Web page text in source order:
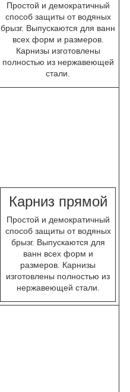
Простой и демократичный
способ защиты от водяных
брызг. Выпускаются для ванн
всех форм и размеров.
Карнизы изготовлены
полностью из нержавеющей
стали.
Карниз прямой
Простой и демократичный
способ защиты от водяных
брызг. Выпускаются для
ванн всех форм и
размеров. Карнизы
изготовлены полностью из
нержавеющей стали.